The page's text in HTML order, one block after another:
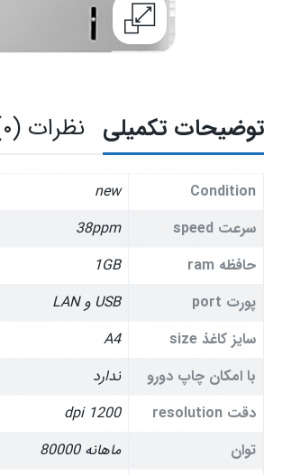
توضیحات تکمیلی نظرات (۰)
Condition
new
سرعت speed
38ppm
حافظه ram
1GB
پورت port
USB و LAN
سایز کاغذ size
A4
با امکان چاپ دورو
ندارد
دقت resolution
1200 dpi
توان
ماهانه 80000